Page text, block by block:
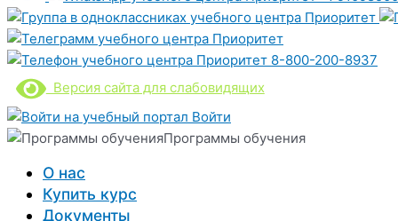
8-800-200-8937
Версия сайта для слабовидящих
Войти
Программы обучения
О нас
Купить курс
Документы